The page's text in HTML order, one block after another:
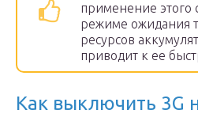
применение этого
режиме ожидания
ресурсов
приводит к ее
Как выключить 3G